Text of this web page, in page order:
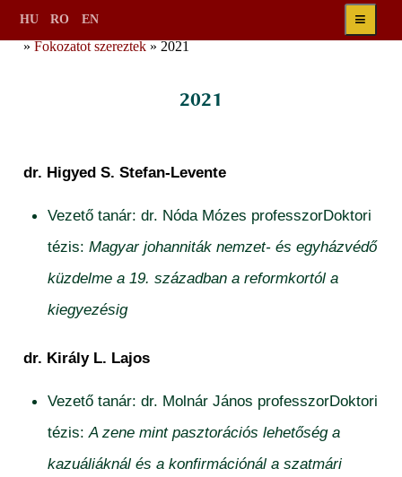
≡
HU RO EN
»Fokozatot szereztek » 2021
2021
dr. Higyed S. Stefan-Levente
Vezető tanár: dr. Nóda Mózes professzorDoktori
tézis:Magyar johanniták nemzet- és egyházvédő
küzdelme a 19. században a reformkortól a
kiegyezésig
dr. Király L. Lajos
Vezető tanár: dr. Molnár János professzorDoktori
tézis:A zene mint pasztorációs lehetőség a
kazuáliáknál és a konfirmációnál a szatmári